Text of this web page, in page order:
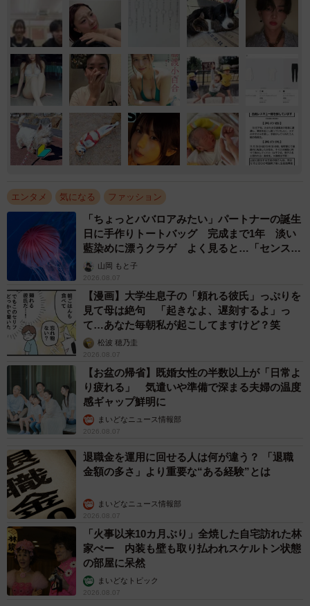
エンタメ 気になる ファッション
「ちょっとババロアみたい」パートナーの誕生
日に手作りトートバッグ 完成まで1年 淡い
藍染めに漂うクラゲ よく見ると…「センスす
ごい」山岡 もと子
2026.08.07
【漫画】大学生息子の「頼れる彼氏」っぷりを
見て母は絶句 「起きなよ、遅刻するよ」っ
て…あなた毎朝私が起こしてますけど？笑
松波 穂乃圭
2026.08.07
【お盆の帰省】既婚女性の半数以上が「日常よ
り疲れる」 気遣いや準備で深まる夫婦の温度
感ギャップ鮮明に
まいどなニュース情報部
2026.08.07
退職金を運用に回せる人は何が違う？ 「退職
金額の多さ」より重要な“ある経験”とは
まいどなニュース情報部
2026.08.07
「火事以来10カ月ぶり」全焼した自宅訪れた林
家ぺー 内装も壁も取り払われスケルトン状態
の部屋に呆然
まいどなトピック
2026.08.07